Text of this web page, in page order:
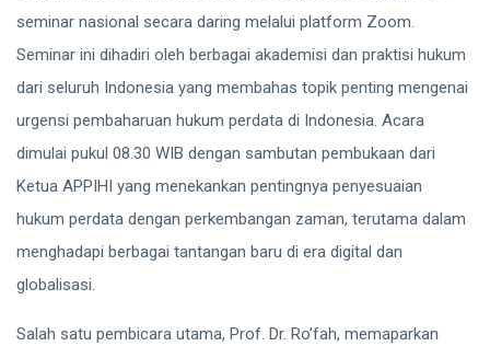
seminar nasional secara daring melalui platform Zoom.
Seminar ini dihadiri oleh berbagai akademisi dan praktisi hukum
dari seluruh Indonesia yang membahas topik penting mengenai
urgensi pembaharuan hukum perdata di Indonesia. Acara
dimulai pukul 08.30 WIB dengan sambutan pembukaan dari
Ketua APPIHI yang menekankan pentingnya penyesuaian
hukum perdata dengan perkembangan zaman, terutama dalam
menghadapi berbagai tantangan baru di era digital dan
globalisasi.
Salah satu pembicara utama, Prof. Dr. Ro’fah, memaparkan